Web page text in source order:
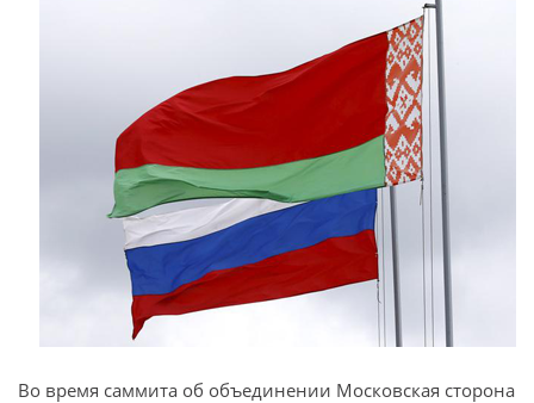
Во время саммита об объединении Московская сторона